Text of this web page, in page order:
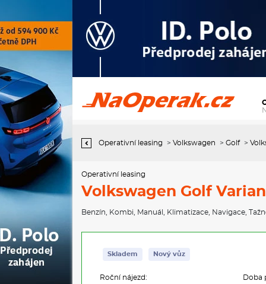
Operativní leasing Volkswagen Golf Variant People 1,5 TSI 110 kW
Operativní leasing > Volkswagen > Golf >
Operativní leasing
Volkswagen Golf
Benzín Kombi Manuál Klimatizace Navigace
Skladem Nový vůz
Roční nájezd: Doba